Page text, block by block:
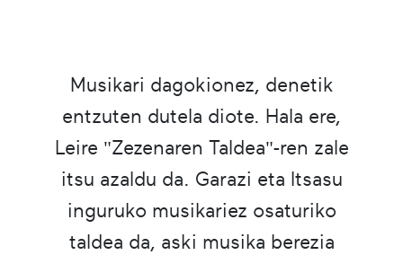
Musikari dagokionez, denetik
entzuten dutela diote. Hala ere,
Leire "Zezenaren Taldea"-ren zale
itsu azaldu da. Garazi eta Itsasu
inguruko musikariez osaturiko
taldea da, aski musika berezia